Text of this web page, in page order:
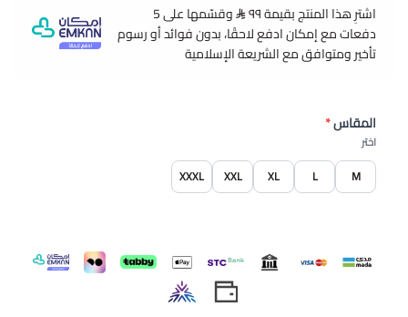
اشترِ هذا المنتج بقيمة ٩٩
وقسّمها على 5
دفعات مع إمكان ادفع لاحقًا، بدون فوائد أو رسوم
تأخير ومتوافق مع الشريعة الإسلامية
المقاس*
اختر
M
L
XL
XXL
XXXL